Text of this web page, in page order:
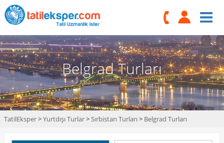
Belgrad Turları
TatilEksper>Yurtdışı Turlar>Sırbistan Turları> Belgrad Turları